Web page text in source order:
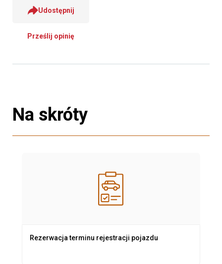
Udostępnij
Prześlij opinię
Na skróty
Rezerwacja terminu rejestracji pojazdu